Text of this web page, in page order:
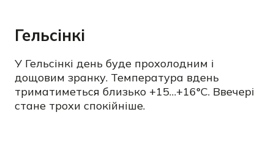
Гельсінкі
У Гельсінкі день буде прохолодним і
дощовим зранку. Температура вдень
триматиметься близько +15…+16°C. Ввечері
стане трохи спокійніше.